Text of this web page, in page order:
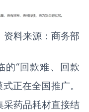
资料来源：商务部
的“回款难、回款
正在全国推广。
药品耗材直接结